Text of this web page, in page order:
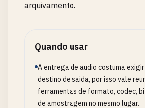
arquivamento.
Quando usar
A entrega de audio costuma exigir
destino de saida, por isso vale
ferramentas de formato, codec,
de amostragem no mesmo lugar.